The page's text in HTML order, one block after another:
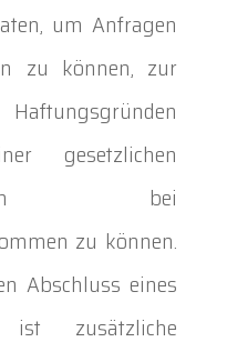
um Anfragen
zu können, zur
gesetzlichen
bei
zu können.
Abschluss eines
zusätzliche